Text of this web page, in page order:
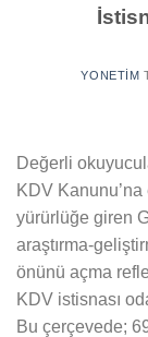
YONETIM
Değerli
KDV
yürürlüğe giren
araştırma-
önünü açma
KDV istisnası
Bu çerçevede;